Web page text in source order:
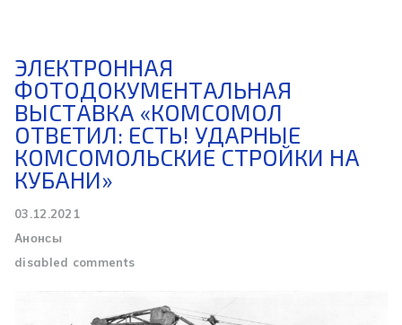
ЭЛЕКТРОННАЯ
ФОТОДОКУМЕНТАЛЬНАЯ
ВЫСТАВКА «КОМСОМОЛ
ОТВЕТИЛ: ЕСТЬ! УДАРНЫЕ
КОМСОМОЛЬСКИЕ СТРОЙКИ НА
КУБАНИ»
03.12.2021
Анонсы
disabled comments